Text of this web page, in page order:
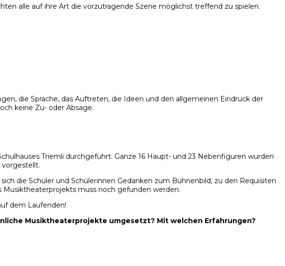
alle auf ihre Art die vorzutragende Szene möglichst treffend zu spielen.
die Sprache, das Auftreten, die Ideen und den allgemeinen Eindruck der
keine Zu- oder Absage.
Triemli durchgeführt. Ganze 16 Haupt- und 23 Nebenfiguren wurden
die Schüler und Schülerinnen Gedanken zum Bühnenbild, zu den Requisiten
muss noch gefunden werden.
dem Laufenden!
Musiktheaterprojekte umgesetzt? Mit welchen Erfahrungen?